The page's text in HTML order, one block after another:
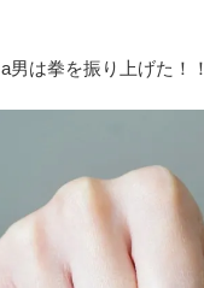
a男は拳を振り上げた！！